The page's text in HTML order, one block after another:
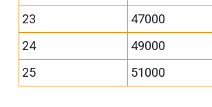
23
47000
24
49000
25
51000